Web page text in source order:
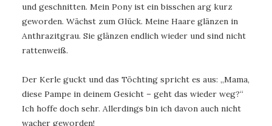
und geschnitten. Mein Pony ist ein bisschen arg kurz
geworden. Wächst zum Glück. Meine Haare glänzen in
Anthrazitgrau. Sie glänzen endlich wieder und sind nicht
rattenweiß.
Der Kerle guckt und das Töchting spricht es aus: „Mama,
diese Pampe in deinem Gesicht – geht das wieder weg?“
Ich hoffe doch sehr. Allerdings bin ich davon auch nicht
wacher geworden!